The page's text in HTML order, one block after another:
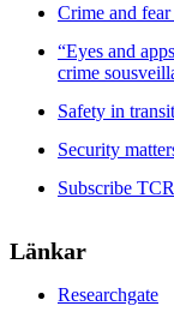
Crime and
“Eyes and
crime
Safety in
Security
Subscribe
Länkar
Researchgate